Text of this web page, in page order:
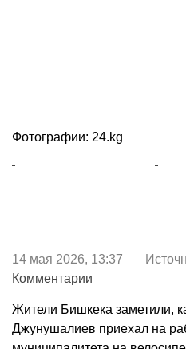
Фотографии: 24.kg
14 мая 2026, 13:37
Комментарии
Жители Бишкека заметили,
Джунушалиев приехал на